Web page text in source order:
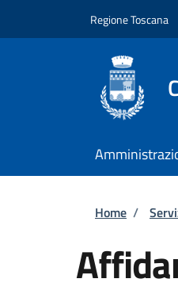
Regione Toscana
Home /